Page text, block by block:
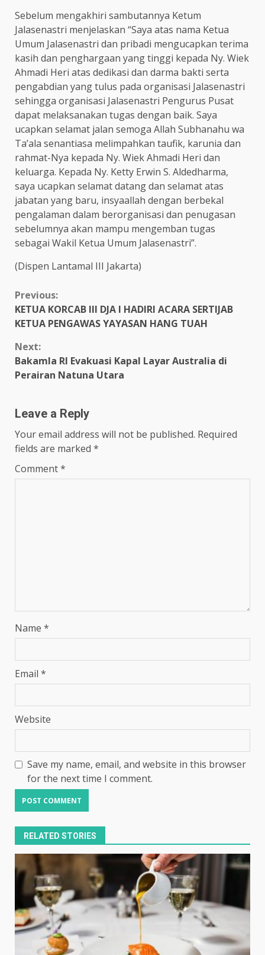
Sebelum mengakhiri sambutannya Ketum
Jalasenastri menjelaskan “Saya atas nama Ketua
Umum Jalasenastri dan pribadi mengucapkan terima
kasih dan penghargaan yang tinggi kepada Ny. Wiek
Ahmadi Heri atas dedikasi dan darma bakti serta
pengabdian yang tulus pada organisasi Jalasenastri
sehingga organisasi Jalasenastri Pengurus Pusat
dapat melaksanakan tugas dengan baik. Saya
ucapkan selamat jalan semoga Allah Subhanahu wa
Ta’ala senantiasa melimpahkan taufik, karunia dan
rahmat-Nya kepada Ny. Wiek Ahmadi Heri dan
keluarga. Kepada Ny. Ketty Erwin S. Aldedharma,
saya ucapkan selamat datang dan selamat atas
jabatan yang baru, insyaallah dengan berbekal
pengalaman dalam berorganisasi dan penugasan
sebelumnya akan mampu mengemban tugas
sebagai Wakil Ketua Umum Jalasenastri”.
(Dispen Lantamal III Jakarta)
Continue
Reading
Previous:
KETUA KORCAB III DJA I HADIRI ACARA SERTIJAB
KETUA PENGAWAS YAYASAN HANG TUAH
Next:
Bakamla RI Evakuasi Kapal Layar Australia di
Perairan Natuna Utara
Leave a Reply
Your email address will not be published. Required
fields are marked *
Comment*
Name *
Email *
Website
Save my name, email, and website in this browser
for the next time I comment.
RELATED STORIES